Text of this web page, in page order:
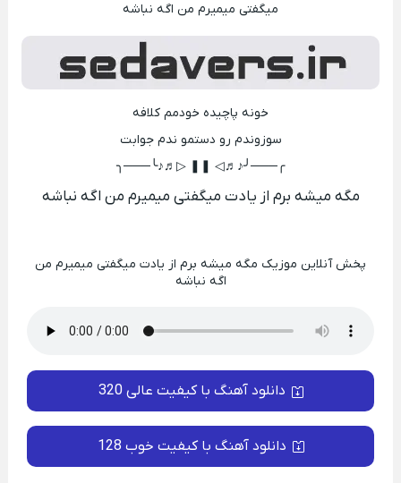
میگفتی میمیرم من اگه نباشه
خونه پاچیده خودمم کلافه
سوزوندم رو دستمو ندم جوابت
╭───╯♪♬◁ ❚❚ ▷♬♪╰───╮
مگه میشه برم از یادت میگفتی میمیرم من اگه نباشه
پخش آنلاین موزیک مگه میشه برم از یادت میگفتی میمیرم من
اگه نباشه
دانلود آهنگ با کیفیت عالی 320
دانلود آهنگ با کیفیت خوب 128